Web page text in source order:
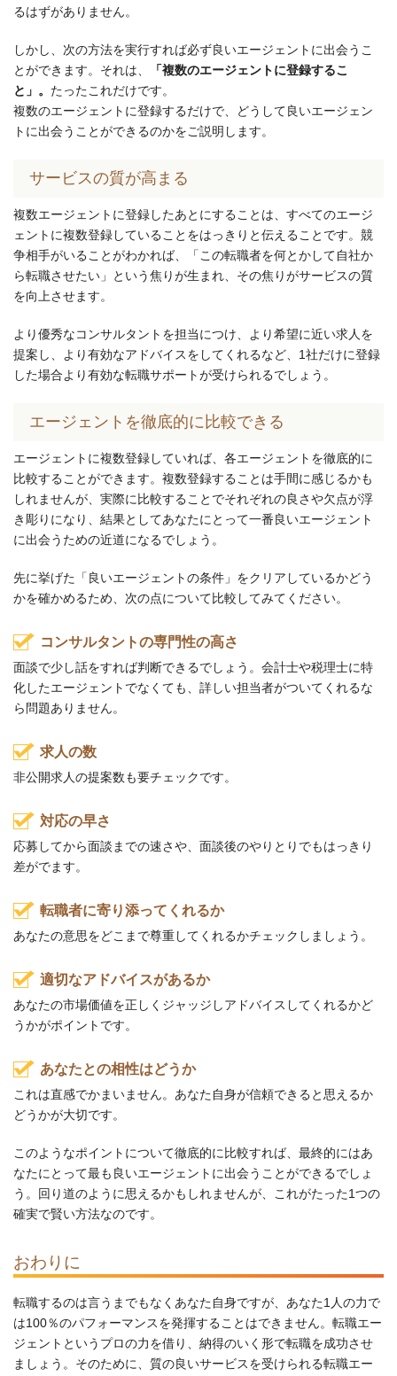
るはずがありません。
しかし、次の方法を実行すれば必ず良いエージェントに出会うこ
とができます。それは、
「複数のエージェントに登録するこ
と」。 たったこれだけです。
複数のエージェントに登録するだけで、どうして良いエージェン
トに出会うことができるのかをご説明します。
サービスの質が高まる
複数エージェントに登録したあとにすることは、すべてのエージ
ェントに複数登録していることをはっきりと伝えることです。競
争相手がいることがわかれば、「この転職者を何とかして自社か
ら転職させたい」という焦りが生まれ、その焦りがサービスの質
を向上させます。
より優秀なコンサルタントを担当につけ、より希望に近い求人を
提案し、より有効なアドバイスをしてくれるなど、1社だけに登録
した場合より有効な転職サポートが受けられるでしょう。
エージェントを徹底的に比較できる
エージェントに複数登録していれば、各エージェントを徹底的に
比較することができます。複数登録することは手間に感じるかも
しれませんが、実際に比較することでそれぞれの良さや欠点が浮
き彫りになり、結果としてあなたにとって一番良いエージェント
に出会うための近道になるでしょう。
先に挙げた「良いエージェントの条件」をクリアしているかどう
かを確かめるため、次の点について比較してみてください。
コンサルタントの専門性の高さ
面談で少し話をすれば判断できるでしょう。会計士や税理士に特
化したエージェントでなくても、詳しい担当者がついてくれるな
ら問題ありません。
求人の数
非公開求人の提案数も要チェックです。
対応の早さ
応募してから面談までの速さや、面談後のやりとりでもはっきり
差がでます。
転職者に寄り添ってくれるか
あなたの意思をどこまで尊重してくれるかチェックしましょう。
適切なアドバイスがあるか
あなたの市場価値を正しくジャッジしアドバイスしてくれるかど
うかがポイントです。
あなたとの相性はどうか
これは直感でかまいません。あなた自身が信頼できると思えるか
どうかが大切です。
このようなポイントについて徹底的に比較すれば、最終的にはあ
なたにとって最も良いエージェントに出会うことができるでしょ
う。回り道のように思えるかもしれませんが、これがたった1つの
確実で賢い方法なのです。
おわりに
転職するのは言うまでもなくあなた自身ですが、あなた1人の力で
は100％のパフォーマンスを発揮することはできません。転職エー
ジェントというプロの力を借り、納得のいく形で転職を成功させ
ましょう。そのために、質の良いサービスを受けられる転職エー